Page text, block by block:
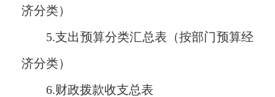
济分类）
5.支出预算分类汇总表（按部门预算经
济分类）
6.财政拨款收支总表